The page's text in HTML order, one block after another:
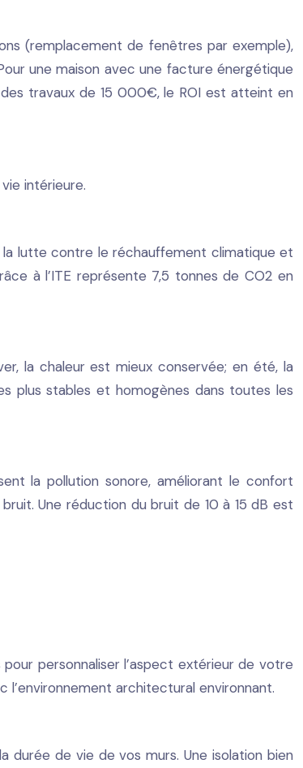
(remplacement de fenêtres par exemple),
une maison avec une facture énergétique
travaux de 15 000€, le ROI est atteint en
intérieure.
la lutte contre le réchauffement climatique et
à l’ITE représente 7,5 tonnes de CO2 en
la chaleur est mieux conservée; en été, la
plus stables et homogènes dans toutes les
la pollution sonore, améliorant le confort
Une réduction du bruit de 10 à 15 dB est
personnaliser l’aspect extérieur de votre
architectural environnant.
durée de vie de vos murs. Une isolation bien